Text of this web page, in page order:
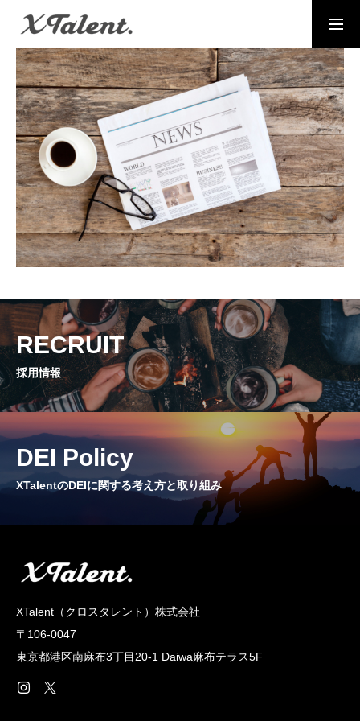
採用情報 お問い合わせ
MESSAGE
代表メッセージ
PRESIDENT
代表紹介
Service
サービス紹介
MEMBERS
社員一覧
CROSS TALK
インタビュー / 座談会
RECRUIT
採用情報
COMPANY
RECRUIT
採用情報
DEI Policy
XTalentのDEIに関する考え方と取り組み
XTalent（クロスタレント）株式会社
〒106-0047
東京都港区南麻布3丁目20‐1 Daiwa麻布テラス5F